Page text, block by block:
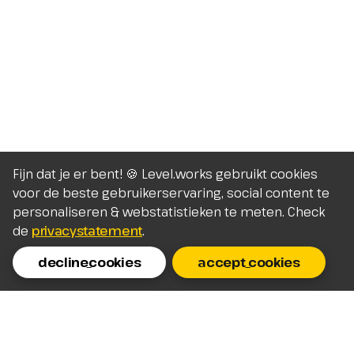
Fijn dat je er bent! 🍪 Level.works gebruikt cookies
voor de beste gebruikerservaring, social content te
personaliseren & webstatistieken te meten. Check
de privacystatement.
decline_cookies
accept_cookies